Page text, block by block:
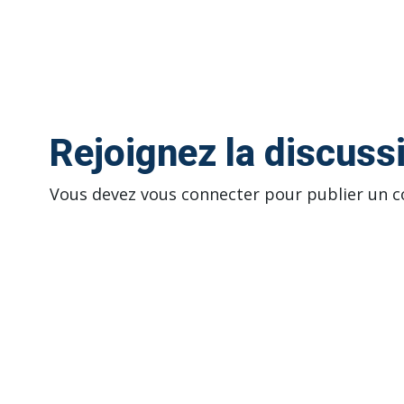
Rejoignez la
Vous devez vous connecter pour publier un